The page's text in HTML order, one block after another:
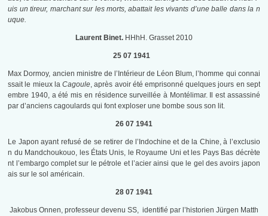
uis un tireur, marchant sur les morts, abattait les vivants d’une balle dans la n
uque.
Laurent Binet. HHhH. Grasset 2010
25 07 1941
Max Dormoy, ancien ministre de l’Intérieur de Léon Blum, l’homme qui connai
ssait le mieux laCagoule, après avoir été emprisonné quelques jours en sept
embre 1940, a été mis en résidence surveillée à Montélimar. Il est assassiné
par d’anciens cagoulards qui font exploser une bombe sous son lit.
26 07 1941
Le Japon ayant refusé de se retirer de l’Indochine et de la Chine, à l’exclusio
n du Mandchoukouo, les États Unis, le Royaume Uni et les Pays Bas décrète
nt l’embargo complet sur le pétrole et l’acier ainsi que le gel des avoirs japon
ais sur le sol américain.
28 07 1941
Jakobus Onnen, professeur devenu SS, identifié par l’historien Jürgen Matth